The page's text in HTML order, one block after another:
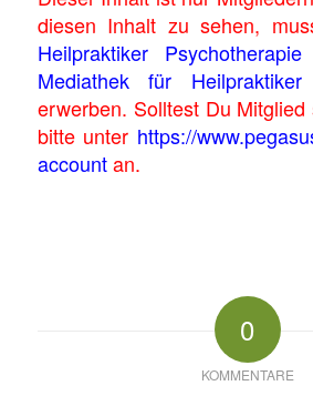
diesen Inhalt zu sehen,
Heilpraktiker
Mediathek für Heilpraktiker
erwerben. Solltest Du
bitte unter https://
accountan.
0
KOMMENTARE